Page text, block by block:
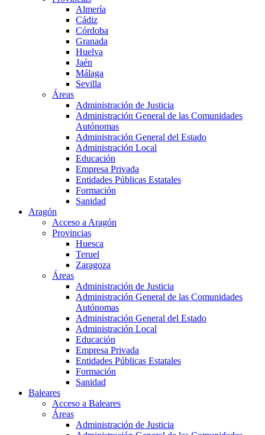
Almería
Cádiz
Córdoba
Granada
Huelva
Jaén
Málaga
Sevilla
Áreas
Administración de Justicia
Administración General de las Comunidades
Autónomas
Administración General del Estado
Administración Local
Educación
Empresa Privada
Entidades Públicas Estatales
Formación
Sanidad
Aragón
Acceso a Aragón
Provincias
Huesca
Teruel
Zaragoza
Áreas
Administración de Justicia
Administración General de las Comunidades
Autónomas
Administración General del Estado
Administración Local
Educación
Empresa Privada
Entidades Públicas Estatales
Formación
Sanidad
Baleares
Acceso a Baleares
Áreas
Administración de Justicia